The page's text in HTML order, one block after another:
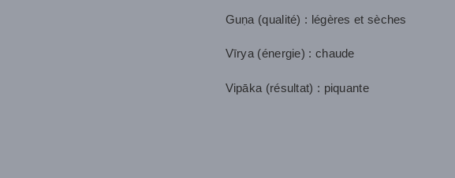
Guṇa (qualité) : légères et sèches
Vīrya (énergie) : chaude
Vipāka (résultat) : piquante